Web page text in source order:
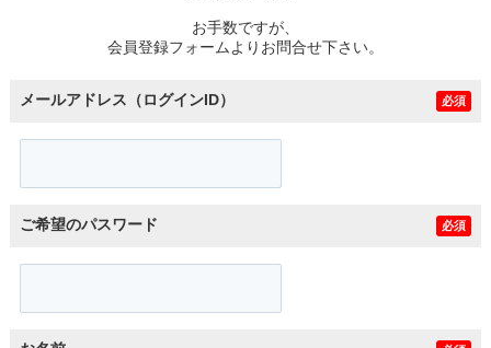
お手数ですが、
会員登録フォームよりお問合せ下さい。
メールアドレス（ログインID） 必須
ご希望のパスワード 必須